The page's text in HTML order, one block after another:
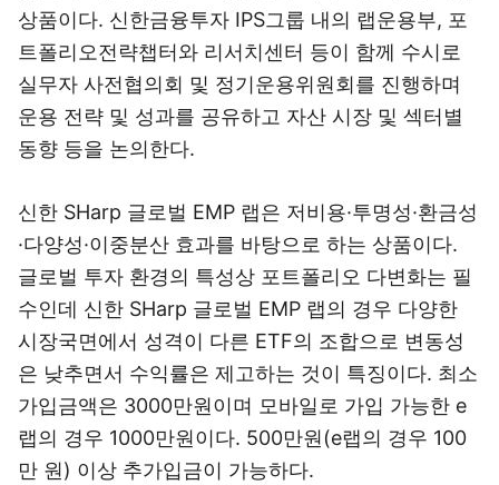
상품이다. 신한금융투자 IPS그룹 내의 랩운용부, 포
트폴리오전략챕터와 리서치센터 등이 함께 수시로
실무자 사전협의회 및 정기운용위원회를 진행하며
운용 전략 및 성과를 공유하고 자산 시장 및 섹터별
동향 등을 논의한다.
신한 SHarp 글로벌 EMP 랩은 저비용·투명성·환금성
·다양성·이중분산 효과를 바탕으로 하는 상품이다.
글로벌 투자 환경의 특성상 포트폴리오 다변화는 필
수인데 신한 SHarp 글로벌 EMP 랩의 경우 다양한
시장국면에서 성격이 다른 ETF의 조합으로 변동성
은 낮추면서 수익률은 제고하는 것이 특징이다. 최소
가입금액은 3000만원이며 모바일로 가입 가능한 e
랩의 경우 1000만원이다. 500만원(e랩의 경우 100
만 원) 이상 추가입금이 가능하다.